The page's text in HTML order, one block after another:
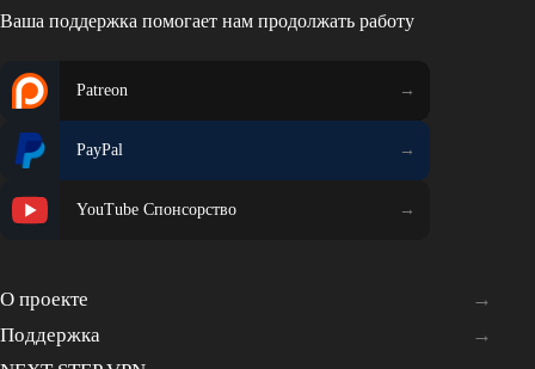
Ваша поддержка помогает нам продолжать работу
Patreon
PayPal
YouTube Спонсорство
О проекте
Поддержка